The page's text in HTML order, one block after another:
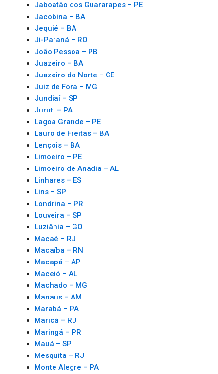
Jaboatão dos Guararapes – PE
Jacobina – BA
Jequié – BA
Ji-Paraná – RO
João Pessoa – PB
Juazeiro – BA
Juazeiro do Norte – CE
Juiz de Fora – MG
Jundiaí – SP
Juruti – PA
Lagoa Grande – PE
Lauro de Freitas – BA
Lençois – BA
Limoeiro – PE
Limoeiro de Anadia – AL
Linhares – ES
Lins – SP
Londrina – PR
Louveira – SP
Luziânia – GO
Macaé – RJ
Macaíba – RN
Macapá – AP
Maceió – AL
Machado – MG
Manaus – AM
Marabá – PA
Maricá – RJ
Maringá – PR
Mauá – SP
Mesquita – RJ
Monte Alegre – PA